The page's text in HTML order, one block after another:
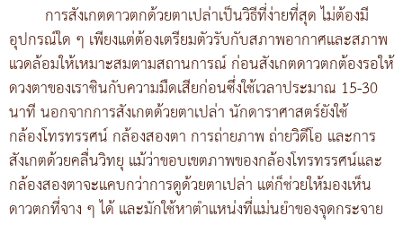
การสังเกตดาวตกด้วยตาเปล่าเป็นวิธีที่ง่ายที่สุด ไม่ต้องมี
อุปกรณ์ใด ๆ เพียงแต่ต้องเตรียมตัวรับกับสภาพอากาศและสภาพ
แวดล้อมให้เหมาะสมตามสถานการณ์ ก่อนสังเกตดาวตกต้องรอให้
ดวงตาของเราชินกับความมืดเสียก่อนซึ่งใช้เวลาประมาณ 15-30
นาที นอกจากการสังเกตด้วยตาเปล่า นักดาราศาสตร์ยังใช้
กล้องโทรทรรศน์ กล้องสองตา การถ่ายภาพ ถ่ายวิดีโอ และการ
สังเกตด้วยคลื่นวิทยุ แม้ว่าขอบเขตภาพของกล้องโทรทรรศน์และ
กล้องสองตาจะแคบกว่าการดูด้วยตาเปล่า แต่ก็ช่วยให้มองเห็น
ดาวตกที่จาง ๆ ได้ และมักใช้หาตำแหน่งที่แม่นยำของจุดกระจาย